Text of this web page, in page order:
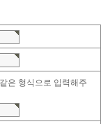
은 형식으로 입력해주